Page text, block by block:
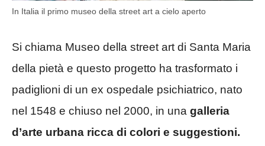
In Italia il primo museo della street art a cielo aperto
Si chiama Museo della street art di Santa Maria
della pietà e questo progetto ha trasformato i
padiglioni di un ex ospedale psichiatrico, nato
nel 1548 e chiuso nel 2000, in una galleria
d’arte urbana ricca di colori e suggestioni.